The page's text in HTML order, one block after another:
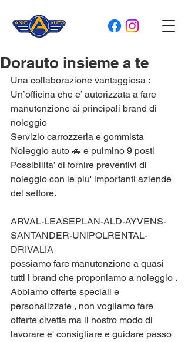
Dorauto insieme a te
Una collaborazione vantaggiosa :
Un’officina che e’ autorizzata a fare
manutenzione ai principali brand di
noleggio
Servizio carrozzeria e gommista
Noleggio auto 🚗 e pulmino 9 posti
Possibilita’ di fornire preventivi di
noleggio con le piu' importanti aziende
del settore.
ARVAL-LEASEPLAN-ALD-AYVENS-
SANTANDER-UNIPOLRENTAL-
DRIVALIA
possiamo fare manutenzione a quasi
tutti i brand che proponiamo a noleggio .
Abbiamo offerte speciali e
personalizzate , non vogliamo fare
offerte civetta ma il nostro modo di
lavorare e' consigliare e guidare passo